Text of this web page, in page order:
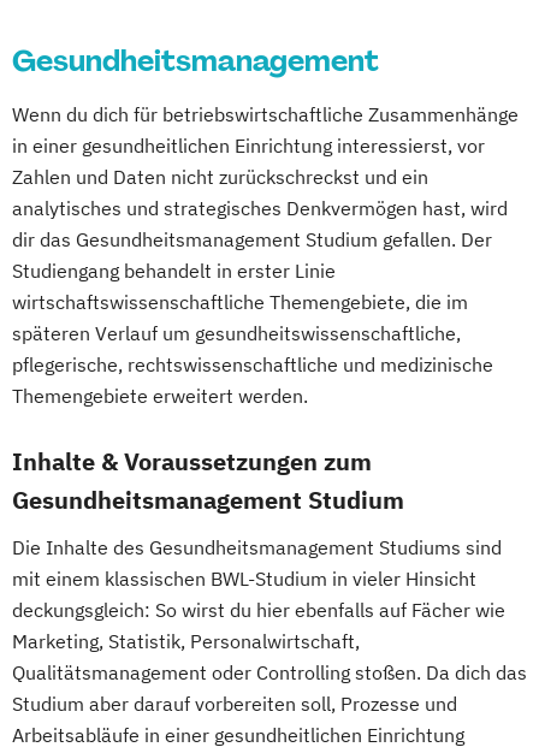
Gesundheitsmanagement
Wenn du dich für betriebswirtschaftliche Zusammenhänge
in einer gesundheitlichen Einrichtung interessierst, vor
Zahlen und Daten nicht zurückschreckst und ein
analytisches und strategisches Denkvermögen hast, wird
dir das Gesundheitsmanagement Studium gefallen. Der
Studiengang behandelt in erster Linie
wirtschaftswissenschaftliche Themengebiete, die im
späteren Verlauf um gesundheitswissenschaftliche,
pflegerische, rechtswissenschaftliche und medizinische
Themengebiete erweitert werden.
Inhalte & Voraussetzungen zum
Gesundheitsmanagement Studium
Die Inhalte des Gesundheitsmanagement Studiums sind
mit einem klassischen BWL-Studium in vieler Hinsicht
deckungsgleich: So wirst du hier ebenfalls auf Fächer wie
Marketing, Statistik, Personalwirtschaft,
Qualitätsmanagement oder Controlling stoßen. Da dich das
Studium aber darauf vorbereiten soll, Prozesse und
Arbeitsabläufe in einer gesundheitlichen Einrichtung